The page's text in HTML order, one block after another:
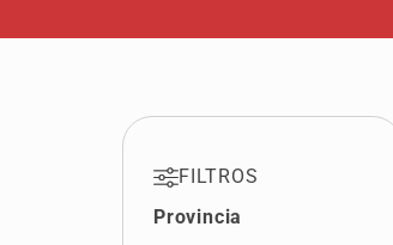
FILTROS
Provincia